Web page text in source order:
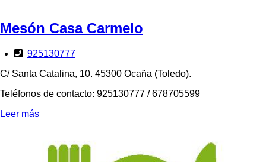
Mesón Casa Carmelo
925130777
C/ Santa Catalina, 10. 45300 Ocaña (Toledo).
Teléfonos de contacto: 925130777 / 678705599
Leer más